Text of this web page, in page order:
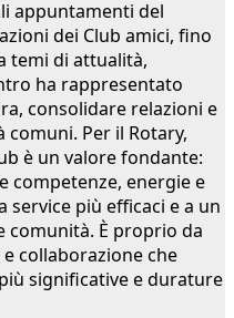
appuntamenti del
dei Club amici, fino
temi di attualità,
ha rappresentato
consolidare relazioni e
Per il Rotary,
è un valore fondante:
competenze, energie e
service più efficaci e a un
comunità. È proprio da
collaborazione che
significative e durature